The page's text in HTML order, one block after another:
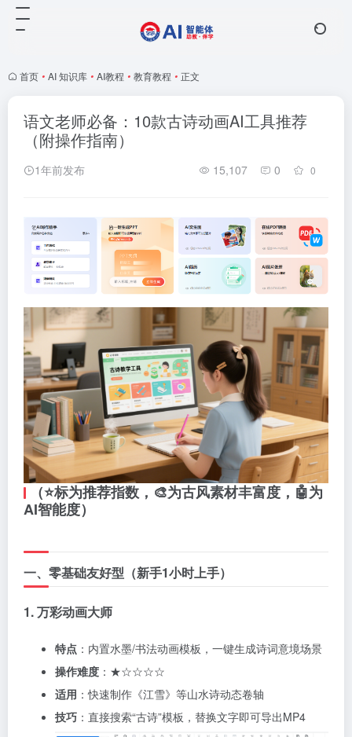
首页 • AI 知识库 • AI教程 • 教育教程 • 正文
语文老师必备：10款古诗动画AI工具推荐
（附操作指南）
1年前发布 15,107 0 0
（⭐标为推荐指数，🎨为古风素材丰富度，🤖为
AI智能度）
一、零基础友好型（新手1小时上手）
1. 万彩动画大师
特点 ：内置水墨/书法动画模板，一键生成诗词意境场景
操作难度 ：★☆☆☆☆
适用 ：快速制作《江雪》等山水诗动态卷轴
技巧 ：直接搜索“古诗”模板，替换文字即可导出MP4